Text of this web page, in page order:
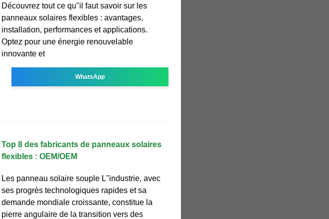
Découvrez tout ce qu''il faut savoir sur les
panneaux solaires flexibles : avantages,
installation, performances et applications.
Optez pour une énergie renouvelable
innovante et
WhatsApp
Top 8 des fabricants de panneaux solaires
flexibles : OEM/OEM
Les panneau solaire souple L''industrie, avec
ses progrès technologiques rapides et sa
demande mondiale croissante, constitue la
pierre angulaire de la transition vers des